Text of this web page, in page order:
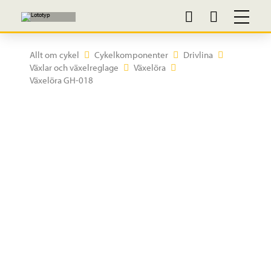
Allt om cykel Cykelkomponenter
Drivlina
Växlar och växelreglage
Växelöra
Växelöra GH-018